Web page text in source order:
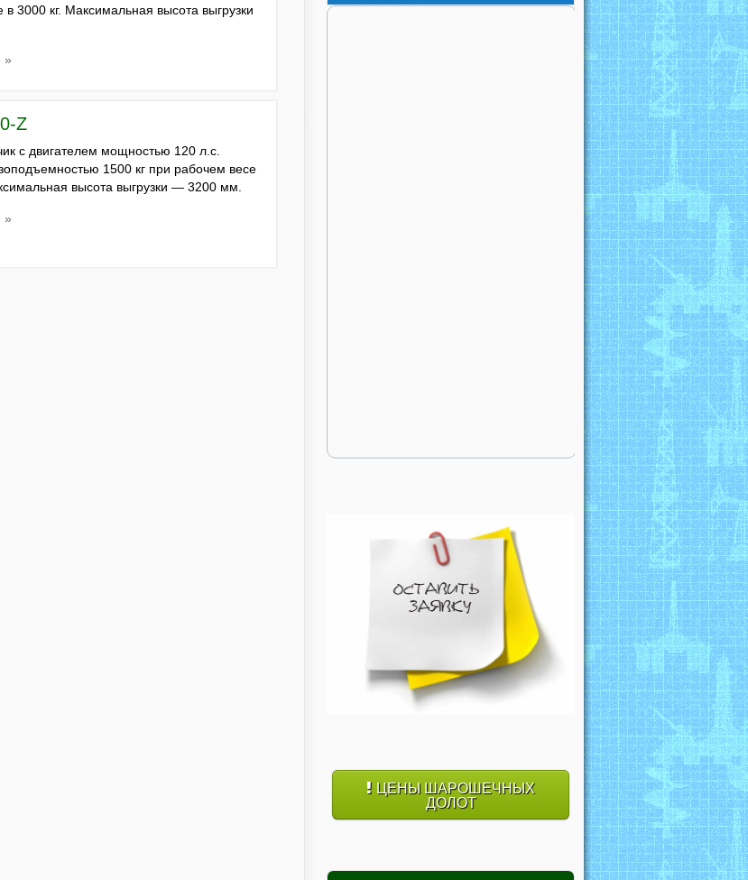
в 3000 кг. Максимальная высота выгрузки
»
Z
с двигателем мощностью 120 л.с.
1500 кг при рабочем весе
высота выгрузки — 3200 мм.
»
ЦЕНЫ ШАРОШЕЧНЫХ
ДОЛОТ